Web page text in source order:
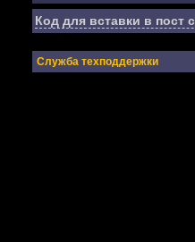
Код для вставки в пост
Служба техподдержки